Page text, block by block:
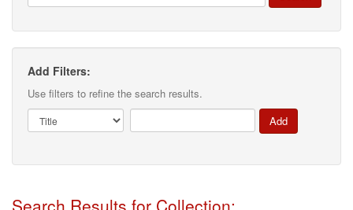
Add Filters:
Use filters to refine the search results.